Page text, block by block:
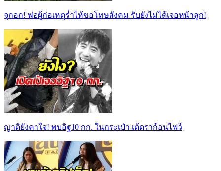
จุกอก! พ่อผู้ก่อเหตุร่ำไห้ขอโทษสังคม รับยังไม่ได้เจอหน้าลูก!
ญาติยังคาใจ! พบอิฐ10 กก. ในกระเป๋า เต้ดราก้อนไฟว์